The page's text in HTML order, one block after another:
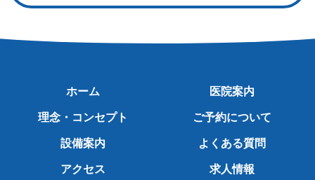
ホーム 医院案内
理念・コンセプト ご予約について
設備案内 よくある質問
アクセス 求人情報